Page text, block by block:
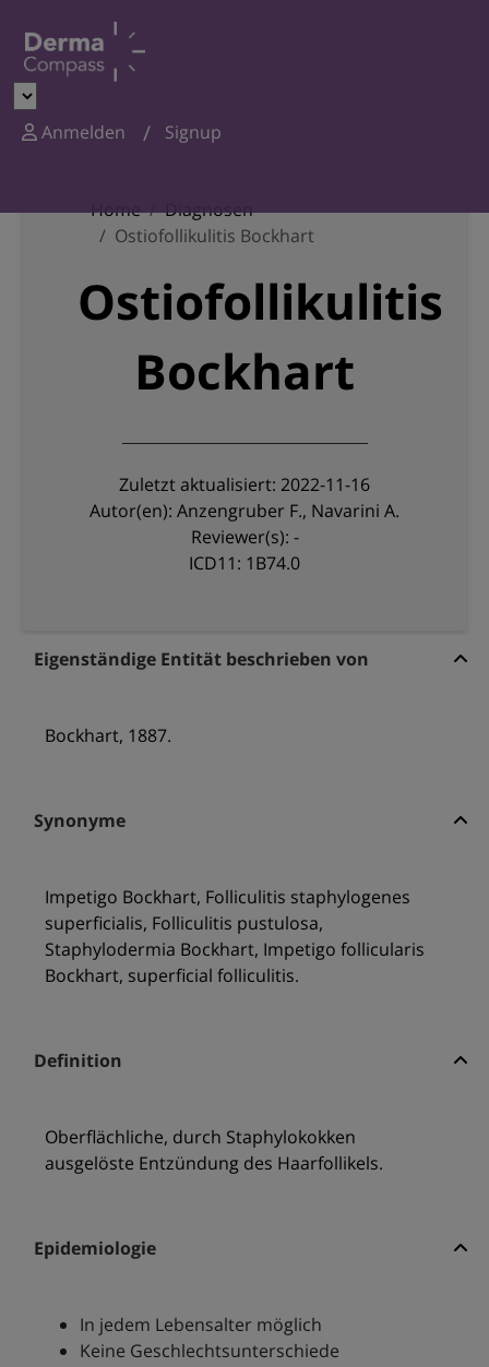
Anmelden Signup
Home
Diagnosen
Ostiofollikulitis Bockhart
Ostiofollikulitis
Bockhart
Zuletzt aktualisiert: 2022-11-16
Autor(en): Anzengruber F., Navarini A.
Reviewer(s): -
ICD11: 1B74.0
Eigenständige Entität beschrieben von
Bockhart, 1887.
Synonyme
Impetigo Bockhart, Folliculitis staphylogenes
superficialis, Folliculitis pustulosa,
Staphylodermia Bockhart, Impetigo follicularis
Bockhart, superficial folliculitis.
Definition
Oberflächliche, durch Staphylokokken
ausgelöste Entzündung des Haarfollikels.
Epidemiologie
In jedem Lebensalter möglich
Keine Geschlechtsunterschiede